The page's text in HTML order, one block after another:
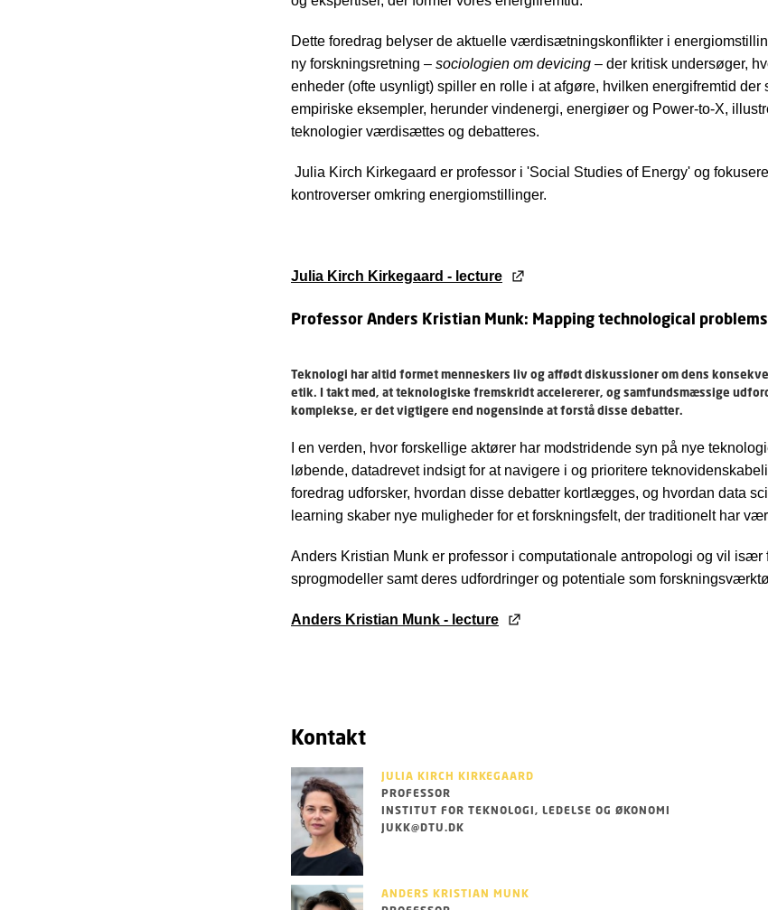
Dette foredrag belyser de aktuelle værdisætningskonflikter i
ny forskningsretning – sociologien om devicing – der kritisk undersøger,
enheder (ofte usynligt) spiller en rolle i at afgøre, hvilken energifremtid
empiriske eksempler, herunder vindenergi, energiøer og Power-to-X,
teknologier værdisættes og debatteres.
Julia Kirch Kirkegaard er professor i 'Social Studies of Energy' og
kontroverser omkring energiomstillinger.
Julia Kirch Kirkegaard - lecture
Professor Anders Kristian Munk: Mapping technological
Teknologi har altid formet menneskers liv og affødt diskussioner om dens
etik. I takt med, at teknologiske fremskridt accelererer, og samfundsmæssige
komplekse, er det vigtigere end nogensinde at forstå disse debatter.
I en verden, hvor forskellige aktører har modstridende syn på nye
løbende, datadrevet indsigt for at navigere i og prioritere
foredrag udforsker, hvordan disse debatter kortlægges, og hvordan data
learning skaber nye muligheder for et forskningsfelt, der traditionelt har
Anders Kristian Munk er professor i computationale antropologi og vil især
sprogmodeller samt deres udfordringer og potentiale som
Anders Kristian Munk - lecture
Kontakt
JULIA KIRCH KIRKEGAARD
PROFESSOR
INSTITUT FOR TEKNOLOGI, LEDELSE OG ØKONOMI
JUKK@DTU.DK
ANDERS KRISTIAN MUNK